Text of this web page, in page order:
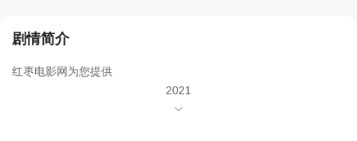
剧情简介
红枣电影网为您提供
2021